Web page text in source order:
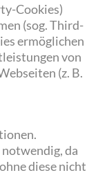
Cookies)
(sog. Third-
ermöglichen
von
(z. B.
da
diese nicht